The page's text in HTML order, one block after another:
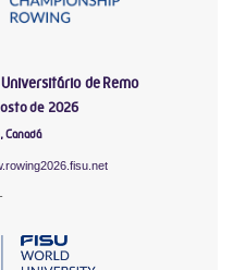
de Remo
de 2026
Canadá
-